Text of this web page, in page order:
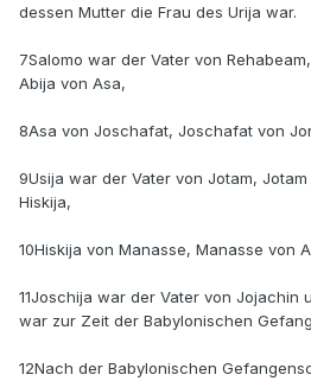
dessen Mutter die Frau des Urija war.
7Salomo war der Vater von
Abija von Asa,
8Asa von Joschafat, Joschafat von
9Usija war der Vater von Jotam,
Hiskija,
10Hiskija von Manasse, Manasse von
11Joschija war der Vater von Jojachin
war zur Zeit der Babylonischen
12Nach der Babylonischen